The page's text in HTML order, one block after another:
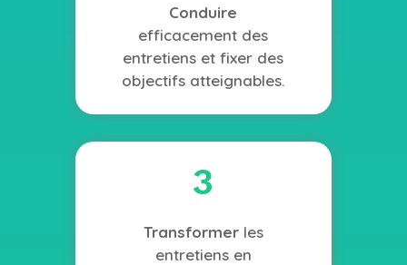
Conduire
efficacement des
entretiens et fixer des
objectifs atteignables.
3
Transformer les
entretiens en